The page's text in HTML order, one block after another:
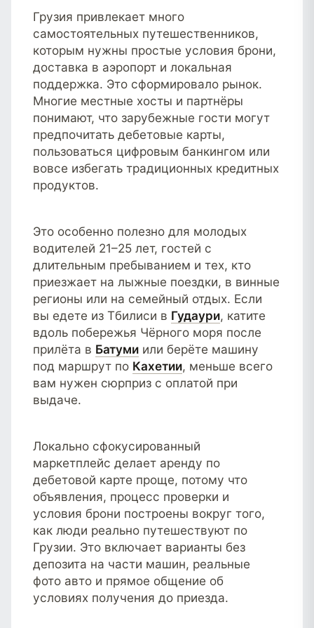
Грузия привлекает много
самостоятельных путешественников,
которым нужны простые условия брони,
доставка в аэропорт и локальная
поддержка. Это сформировало рынок.
Многие местные хосты и партнёры
понимают, что зарубежные гости могут
предпочитать дебетовые карты,
пользоваться цифровым банкингом или
вовсе избегать традиционных кредитных
продуктов.
Это особенно полезно для молодых
водителей 21–25 лет, гостей с
длительным пребыванием и тех, кто
приезжает на лыжные поездки, в винные
регионы или на семейный отдых. Если
вы едете из Тбилиси в Гудаури, катите
вдоль побережья Чёрного моря после
прилёта в Батуми или берёте машину
под маршрут по Кахетии, меньше всего
вам нужен сюрприз с оплатой при
выдаче.
Локально сфокусированный
маркетплейс делает аренду по
дебетовой карте проще, потому что
объявления, процесс проверки и
условия брони построены вокруг того,
как люди реально путешествуют по
Грузии. Это включает варианты без
депозита на части машин, реальные
фото авто и прямое общение об
условиях получения до приезда.